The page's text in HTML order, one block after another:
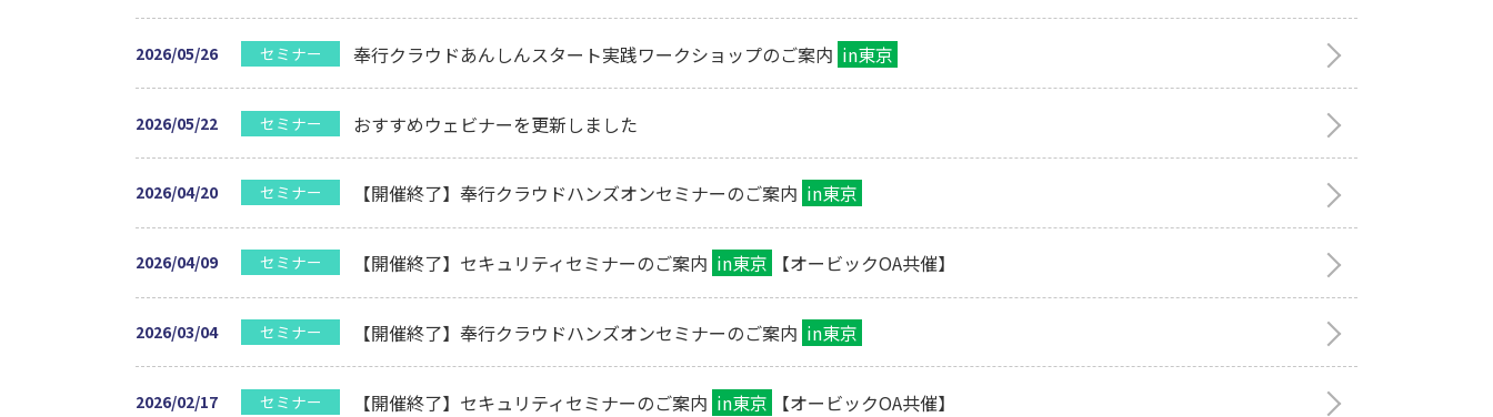
2026/05/26 セミナー 奉行クラウドあんしんスタート実践ワークショップのご案内 in東京
2026/05/22 セミナー おすすめウェビナーを更新しました
2026/04/20 セミナー 【開催終了】奉行クラウドハンズオンセミナーのご案内 in東京
2026/04/09 セミナー 【開催終了】セキュリティセミナーのご案内 in東京 【オービックOA共催】
2026/03/04 セミナー 【開催終了】奉行クラウドハンズオンセミナーのご案内 in東京
2026/02/17 セミナー 【開催終了】セキュリティセミナーのご案内 in東京 【オービックOA共催】